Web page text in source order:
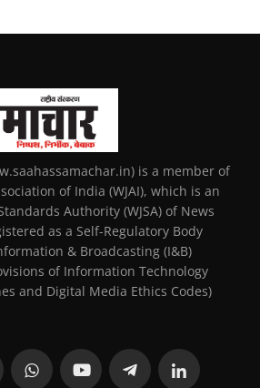
is a member of
of India (WJAI), which is an
Authority (WJSA) of News
as a Self-Regulatory Body
& Broadcasting (I&B)
of Information Technology
and Digital Media Ethics Codes)